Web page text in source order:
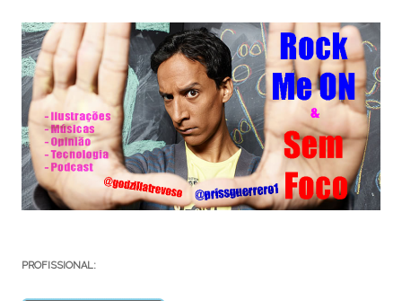
PROFISSIONAL: